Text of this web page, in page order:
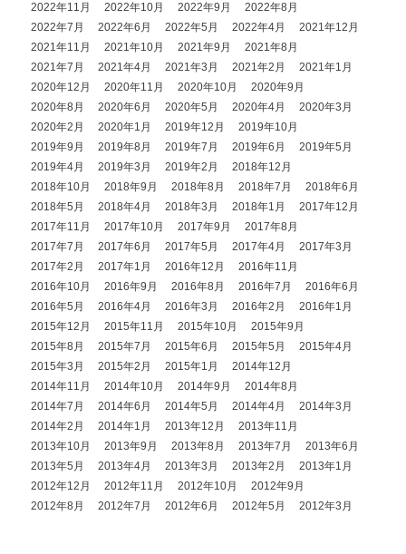
2022年11月
2022年10月 2022年9月
2022年8月
2022年7月
2022年6月 2022年5月 2022年4月
2021年12月
2021年11月
2021年10月 2021年9月
2021年8月
2021年7月
2021年4月 2021年3月 2021年2月
2021年1月
2020年12月
2020年11月 2020年10月
2020年9月
2020年8月
2020年6月 2020年5月 2020年4月
2020年3月
2020年2月
2020年1月 2019年12月
2019年10月
2019年9月
2019年8月 2019年7月 2019年6月
2019年5月
2019年4月
2019年3月 2019年2月
2018年12月
2018年10月
2018年9月 2018年8月 2018年7月
2018年6月
2018年5月
2018年4月 2018年3月 2018年1月
2017年12月
2017年11月
2017年10月 2017年9月
2017年8月
2017年7月
2017年6月 2017年5月 2017年4月
2017年3月
2017年2月
2017年1月 2016年12月
2016年11月
2016年10月
2016年9月 2016年8月 2016年7月
2016年6月
2016年5月
2016年4月 2016年3月 2016年2月
2016年1月
2015年12月
2015年11月 2015年10月
2015年9月
2015年8月
2015年7月 2015年6月 2015年5月
2015年4月
2015年3月
2015年2月 2015年1月
2014年12月
2014年11月
2014年10月 2014年9月
2014年8月
2014年7月
2014年6月 2014年5月 2014年4月
2014年3月
2014年2月
2014年1月 2013年12月
2013年11月
2013年10月
2013年9月 2013年8月 2013年7月
2013年6月
2013年5月
2013年4月 2013年3月 2013年2月
2013年1月
2012年12月
2012年11月 2012年10月
2012年9月
2012年8月
2012年7月 2012年6月 2012年5月 2012年3月